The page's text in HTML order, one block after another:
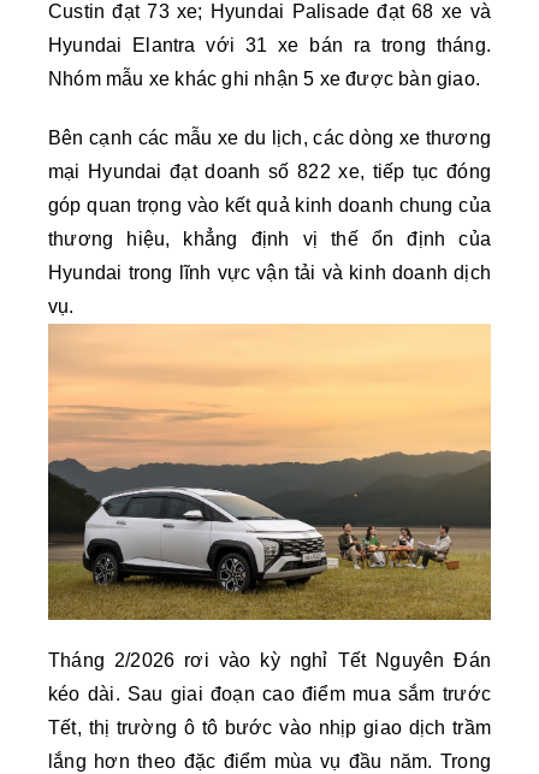
Custin đạt 73 xe; Hyundai Palisade đạt 68 xe và
Hyundai Elantra với 31 xe bán ra trong tháng.
Nhóm mẫu xe khác ghi nhận 5 xe được bàn giao.
Bên cạnh các mẫu xe du lịch, các dòng xe thương
mại Hyundai đạt doanh số 822 xe, tiếp tục đóng
góp quan trọng vào kết quả kinh doanh chung của
thương hiệu, khẳng định vị thế ổn định của
Hyundai trong lĩnh vực vận tải và kinh doanh dịch
vụ.
Tháng 2/2026 rơi vào kỳ nghỉ Tết Nguyên Đán
kéo dài. Sau giai đoạn cao điểm mua sắm trước
Tết, thị trường ô tô bước vào nhịp giao dịch trầm
lắng hơn theo đặc điểm mùa vụ đầu năm. Trong